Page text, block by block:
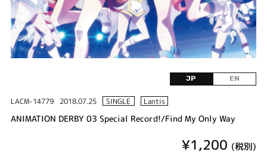
JP EN
LACM-14779 2018.07.25 SINGLE Lantis
ANIMATION DERBY 03 Special Record!/Find My Only Way
¥1,200 (税別)